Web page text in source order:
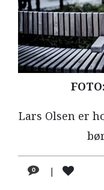
LÆSER
TIL
LÆSER
NAVNE
TEORI
Lars Olsen er
0 |